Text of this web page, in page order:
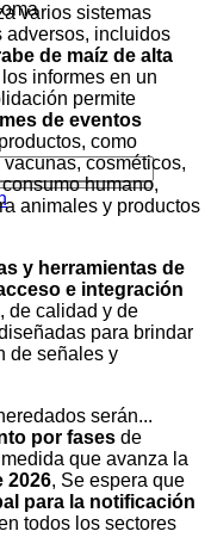
varios sistemas
adversos, incluidos
de maíz de alta
informes en un
permite
de eventos
como
cosméticos,
humano,
animales y productos
y herramientas de
e integración
de calidad y de
para brindar
de señales y
serán...
por fases de
que avanza la
2026, Se espera que
para la notificación
todos los sectores